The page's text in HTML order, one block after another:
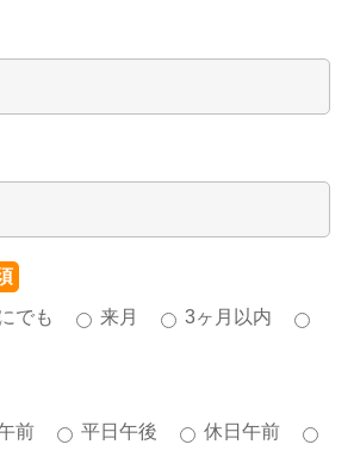
でも 来月
3ヶ月以内
前 平日午後
休日午前